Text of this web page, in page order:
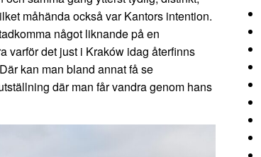
måhända också var Kantors intention.
något liknande på en
varför det just i Kraków idag återfinns
kan man bland annat få se
där man får vandra genom hans